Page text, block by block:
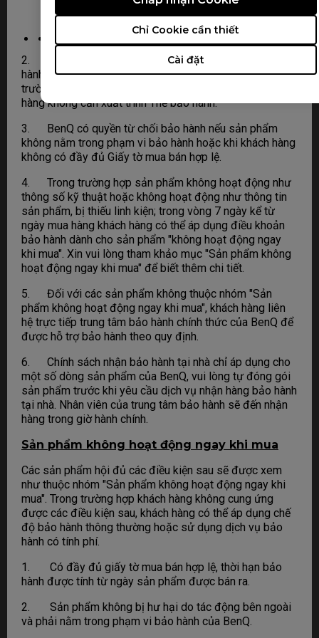
Cài đặt
Chỉ Cookie cần thiết
12:00 (T7)
2. Cung cấp Giấy tờ mua bán hợp lệ, thời hạn bảo
hành được tính từ ngày sản phẩm được bán ra. Trong
trường hợp có đầy đủ giấy tờ mua bán hợp lệ, khách
hàng không cần xuất trình Thẻ bảo hành.
3. BenQ có quyền từ chối bảo hành nếu sản phẩm
không nằm trong phạm vi bảo hành hoặc khi khách hàng
không có đầy đủ Giấy tờ mua bán hợp lệ.
4. Trong trường hợp sản phẩm không hoạt động như
thông số kỹ thuật hoặc không hoạt động như thông tin
sản phẩm, bị thiếu linh kiện; trong vòng 7 ngày kể từ
ngày mua hàng khách hàng có thể áp dụng điều khoản
bảo hành dành cho sản phẩm "không hoạt động ngay
khi mua". Xin vui lòng tham khảo mục "Sản phẩm không
hoạt động ngay khi mua" để biết thêm chi tiết.
5. Đối với các sản phẩm không thuộc nhóm "Sản
phẩm không hoạt động ngay khi mua", khách hàng liên
hệ trực tiếp trung tâm bảo hành chính thức của BenQ để
được hỗ trợ bảo hành theo quy định.
6. Chính sách nhận bảo hành tại nhà chỉ áp dụng cho
một số dòng sản phẩm của BenQ, vui lòng tự đóng gói
sản phẩm trước khi yêu cầu dịch vụ nhận hàng bảo hành
tại nhà. Nhân viên của trung tâm bảo hành sẽ đến nhận
hàng trong giờ hành chính.
Sản phẩm không hoạt động ngay khi mua
Các sản phẩm hội đủ các điều kiện sau sẽ được xem
như thuộc nhóm "Sản phẩm không hoạt động ngay khi
mua". Trong trường hợp khách hàng không cung ứng
được các điều kiện sau, khách hàng có thể áp dụng chế
độ bảo hành thông thường hoặc sử dụng dịch vụ bảo
hành có tính phí.
1. Có đầy đủ giấy tờ mua bán hợp lệ, thời hạn bảo
hành được tính từ ngày sản phẩm được bán ra.
2. Sản phẩm không bị hư hại do tác động bên ngoài
và phải nằm trong phạm vi bảo hành của BenQ.